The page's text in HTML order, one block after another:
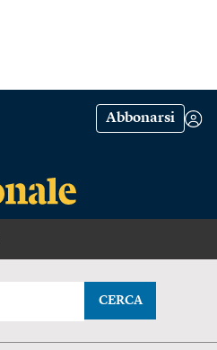
Abbonarsi
CERCA